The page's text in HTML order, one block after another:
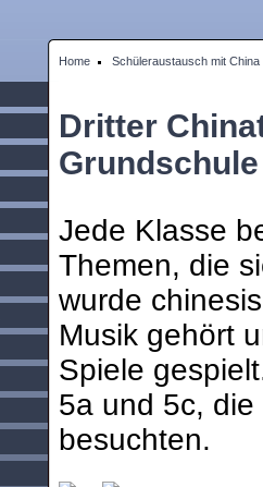
Home Schüleraustausch mit China
Dritter
Grundschule
Jede Klasse
Themen, die
wurde
Musik gehört
Spiele
5a und 5c,
besuchten.